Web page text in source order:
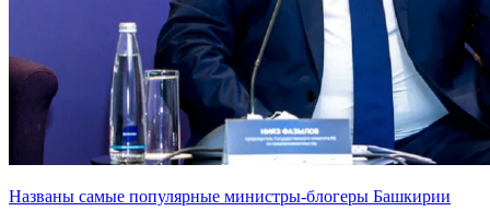
Названы самые популярные министры-блогеры Башкирии